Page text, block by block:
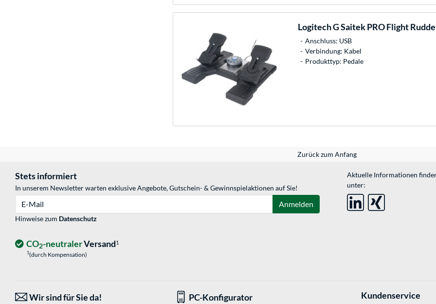
LogitechG Saitek PRO Flight
Anschluss: USB
Verbindung: Kabel
Produkttyp: Pedale
Zurück zum Anfang
Stets informiert
In unserem Newsletter warten exklusive Angebote, Gutschein- & Gewinnspielaktionen auf Sie!
Anmelden
Hinweise zum Datenschutz
Aktuelle Informationen
unter:
CO2-neutralerVersand1
1(durch Kompensation)
Wir sind für Sie da! PC-Konfigurator Kundenservice